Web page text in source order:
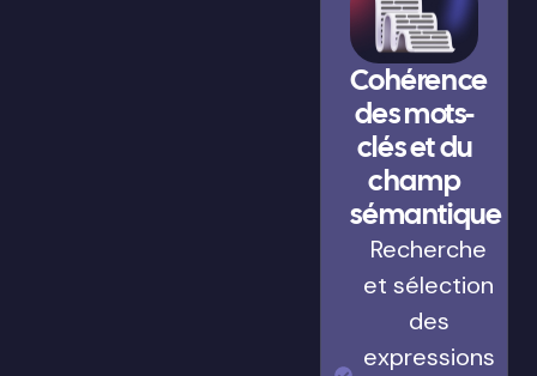
Cohérence
des mots-
clés et du
champ
sémantique
Recherche
et sélection
des
expressions